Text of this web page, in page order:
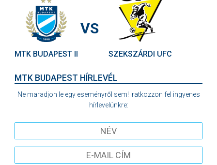
MTK BUDAPEST II
VS
SZEKSZÁRDI UFC
MTK BUDAPEST HÍRLEVÉL
Ne maradjon le egy eseményről sem! Iratkozzon fel ingyenes
hírlevelünkre: